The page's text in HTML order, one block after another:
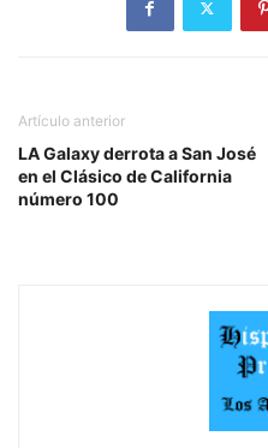
Artículo anterior
LA Galaxy derrota a San José
en el Clásico de California
número 100